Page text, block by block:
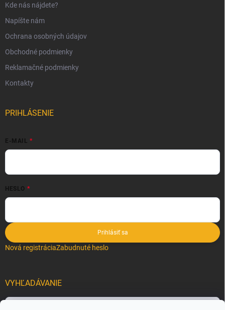
Kde nás nájdete?
Napíšte nám
Ochrana osobných údajov
Obchodné podmienky
Reklamačné podmienky
Kontakty
PRIHLÁSENIE
E-MAIL
HESLO
Prihlásiť sa
Nová registráciaZabudnuté heslo
VYHĽADÁVANIE